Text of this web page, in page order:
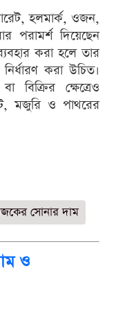
হলমার্ক, ওজন,
পরামর্শ দিয়েছেন
করা হলে তার
করা উচিত।
ক্ষেত্রেও
মজুরি ও পাথরের
সোনার দাম
ও